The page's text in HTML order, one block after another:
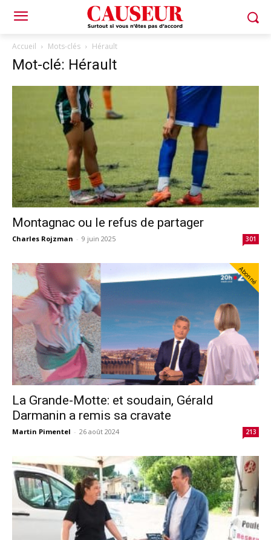
Accueil Mots-clés Hérault
Mot-clé: Hérault
Montagnac ou le refus de partager
Charles Rojzman - 9 juin 2025 301
Abonné
La Grande-Motte: et soudain, Gérald
Darmanin a remis sa cravate
Martin Pimentel - 26 août 2024 213